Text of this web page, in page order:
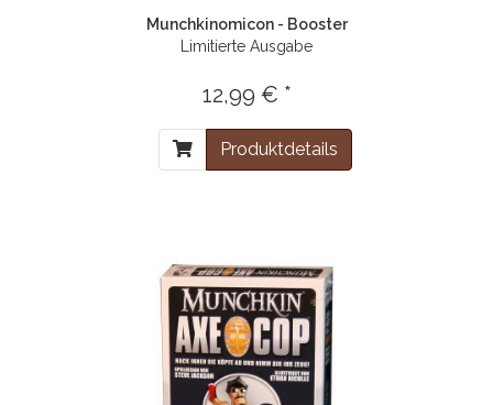
Munchkinomicon - Booster
Limitierte Ausgabe
12,99 € *
Produktdetails